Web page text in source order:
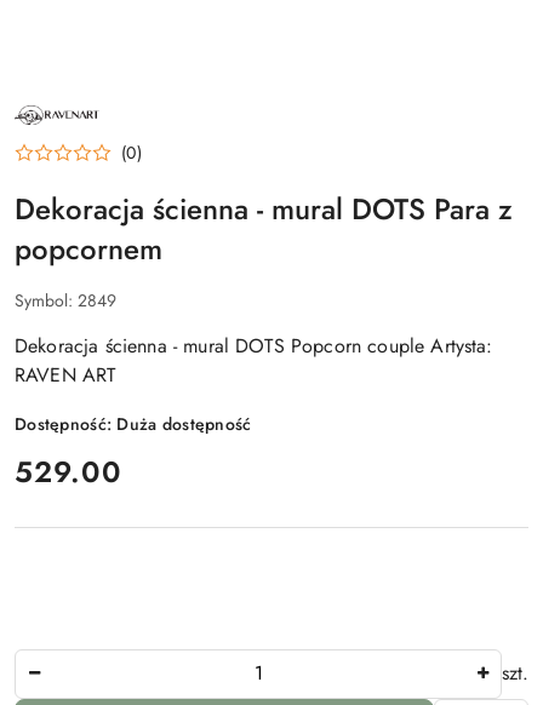
NAZWA
PRODUCENTA:
RAVENART (0)
Dekoracja ścienna - mural DOTS Para z
popcornem
Symbol: 2849
Dekoracja ścienna - mural DOTS Popcorn couple Artysta:
RAVEN ART
Dostępność: Duża dostępność
cena:
529.00
szt.